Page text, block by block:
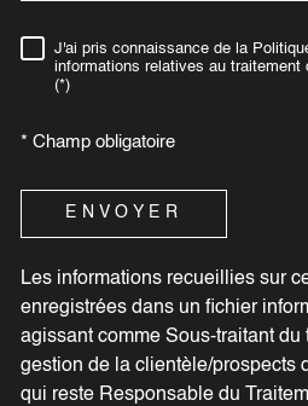
J'ai pris connaissance de la
informations relatives au traitement
(*)
* Champ obligatoire
ENVOYER
Les informations recueillies sur
enregistrées dans un fichier
agissant comme Sous-traitant du
gestion de la clientèle/prospects
qui reste Responsable du